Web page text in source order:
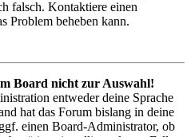
falsch. Kontaktiere einen
Problem beheben kann.
Board nicht zur Auswahl!
entweder deine Sprache
hat das Forum bislang in deine
einen Board-Administrator, ob